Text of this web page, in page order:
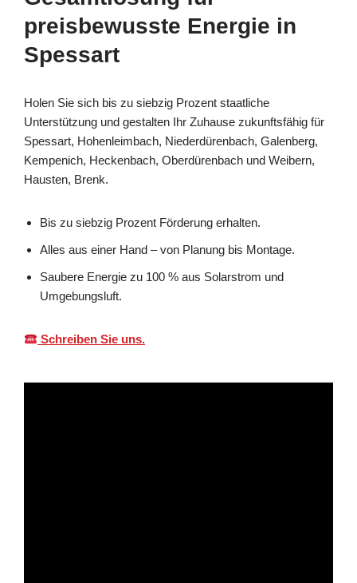
preisbewusste Energie in
Spessart
Holen Sie sich bis zu siebzig Prozent staatliche
Unterstützung und gestalten Ihr Zuhause zukunftsfähig für
Spessart, Hohenleimbach, Niederdürenbach, Galenberg,
Kempenich, Heckenbach, Oberdürenbach und Weibern,
Hausten, Brenk.
Bis zu siebzig Prozent Förderung erhalten.
Alles aus einer Hand – von Planung bis Montage.
Saubere Energie zu 100 % aus Solarstrom und
Umgebungsluft.
Schreiben Sie uns.